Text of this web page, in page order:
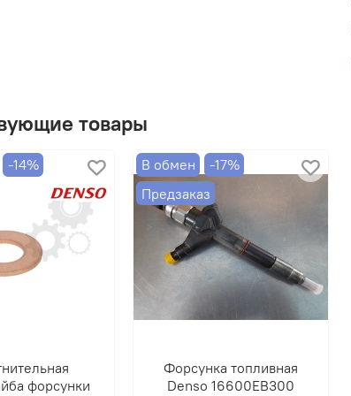
товары
-14%
форсунки
В обмен
-17%
Предзаказ
Форсунка топливная
Denso 16600EB300